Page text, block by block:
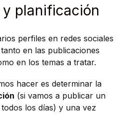
planificación
perfiles en redes sociales
tanto en las publicaciones
en los temas a tratar.
hacer es determinar la
(si vamos a publicar un
los días) y una vez